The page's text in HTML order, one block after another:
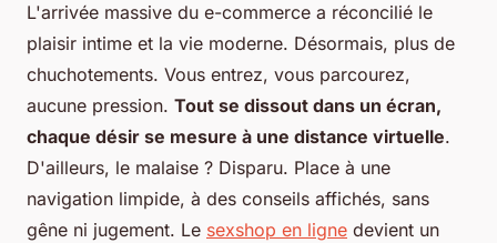
L'arrivée massive du e-commerce a réconcilié le
plaisir intime et la vie moderne. Désormais, plus de
chuchotements. Vous entrez, vous parcourez,
aucune pression. Tout se dissout dans un écran,
chaque désir se mesure à une distance virtuelle.
D'ailleurs, le malaise ? Disparu. Place à une
navigation limpide, à des conseils affichés, sans
gêne ni jugement. Le sexshop en ligne devient un